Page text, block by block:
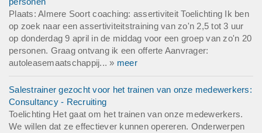
Plaats: Almere Soort coaching: assertiviteit Toelichting Ik ben
op zoek naar een assertiviteitstraining van zo'n 2,5 tot 3 uur
op donderdag 9 april in de middag voor een groep van zo'n 20
personen. Graag ontvang ik een offerte Aanvrager:
autoleasemaatschappij... » meer
Salestrainer gezocht voor het trainen van onze medewerkers:
Consultancy - Recruiting
Toelichting Het gaat om het trainen van onze medewerkers.
We willen dat ze effectiever kunnen opereren. Onderwerpen